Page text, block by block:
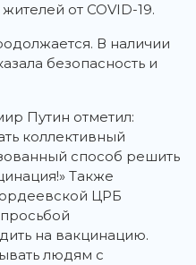
от COVID-19.
В наличии
безопасность и
Путин отметил:
коллективный
способ решить
Также
ЦРБ
на вакцинацию.
людям с